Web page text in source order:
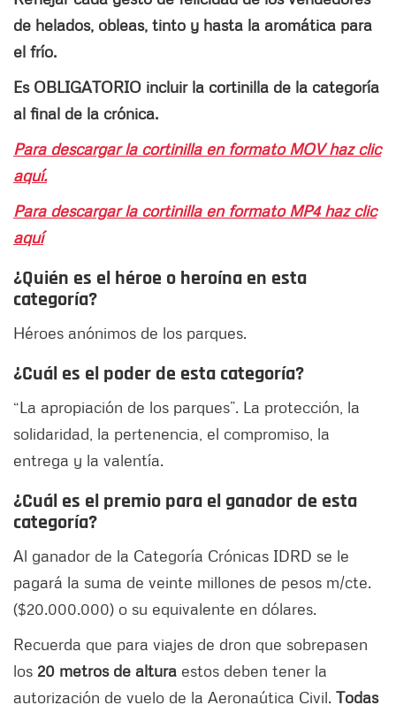
de helados, obleas, tinto y hasta la aromática para
el frío.
Es OBLIGATORIO incluir la cortinilla de la categoría
al final de la crónica.
Para descargar la cortinilla en formato MOV haz clic
aquí.
Para descargar la cortinilla en formato MP4 haz clic
aquí
¿Quién es el héroe o heroína en esta
categoría?
Héroes anónimos de los parques.
¿Cuál es el poder de esta categoría?
“La apropiación de los parques”. La protección, la
solidaridad, la pertenencia, el compromiso, la
entrega y la valentía.
¿Cuál es el premio para el ganador de esta
categoría?
Al ganador de la Categoría Crónicas IDRD se le
pagará la suma de veinte millones de pesos m/cte.
($20.000.000) o su equivalente en dólares.
Recuerda que para viajes de dron que sobrepasen
los 20 metros de altura estos deben tener la
autorización de vuelo de la Aeronaútica Civil. Todas